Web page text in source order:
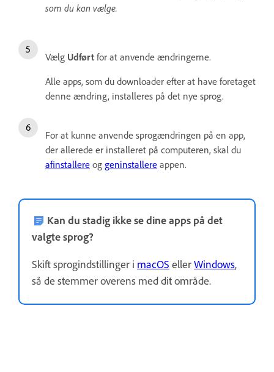
som du kan vælge.
Vælg Udført for at anvende ændringerne.
Alle apps, som du downloader efter at have foretaget
denne ændring, installeres på det nye sprog.
For at kunne anvende sprogændringen på en app,
der allerede er installeret på computeren, skal du
afinstallere og geninstallere appen.
Kan du stadig ikke se dine apps på det
valgte sprog?
Skift sprogindstillinger i macOS ellerWindows,
så de stemmer overens med dit område.